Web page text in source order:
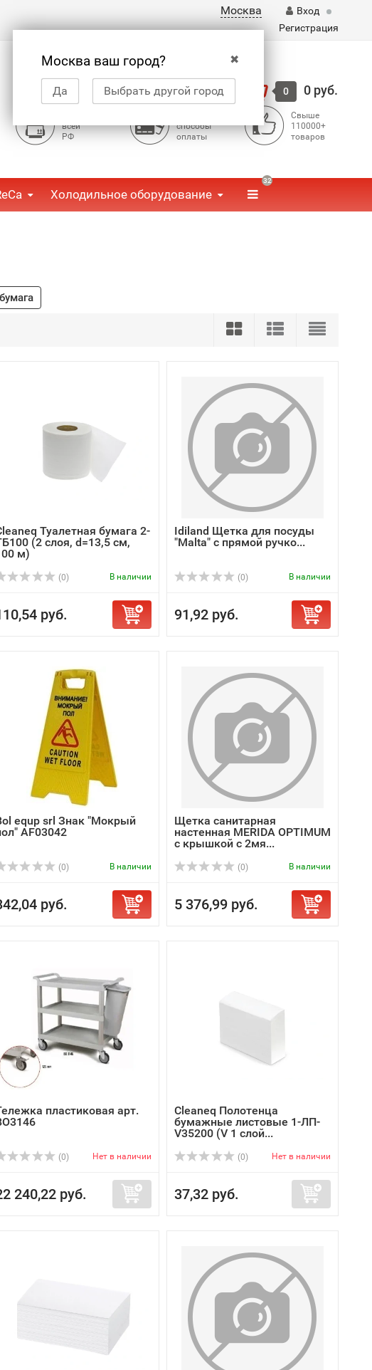
Москва
✖
Москва ваш город?
Да Выбрать другой город
Вход
Регистрация
Корзина 0 0 руб.
всей
РФ
способы
оплаты
Свыше
110000+
товаров
Холодильное оборудование
32
Туалетная бумага 2-
(2 слоя, d=13,5 см,
м)
(0) В наличии
руб.
Idiland Щетка для посуды
"Malta" с прямой ручко...
(0) В наличии
91,92 руб.
equp srl Знак "Мокрый
AF03042
(0) В наличии
руб.
Щетка санитарная
настенная MERIDA OPTIMUM
с крышкой с 2мя...
(0) В наличии
5 376,99 руб.
пластиковая арт.
(0) Нет в наличии
240,22 руб.
Cleaneq Полотенца
бумажные листовые 1-ЛП-
V35200 (V 1 слой...
(0) Нет в наличии
37,32 руб.